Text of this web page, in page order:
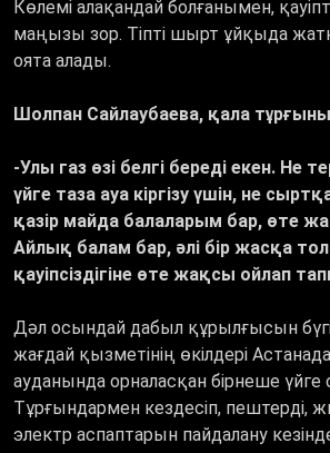
Көлемі алақандай болғанымен,
маңызы зор. Тіпті шырт ұйқыда
оята алады.
Шолпан Сайлаубаева, қала
-Улы газ өзі белгі береді екен. Не
үйге таза ауа кіргізу үшін, не
қазір майда балаларым бар, өте
Айлық балам бар, әлі бір жасқа
қауіпсіздігіне өте жақсы ойлап
Дәл осындай дабыл құрылғысын
жағдай қызметінің өкілдері
ауданында орналасқан бірнеше үйге
Тұрғындармен кездесіп, пештерді,
электр аспаптарын пайдалану